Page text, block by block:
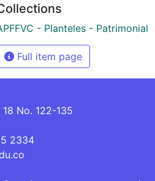
- Planteles - Patrimonial
Full item page
No. 122-135
2334